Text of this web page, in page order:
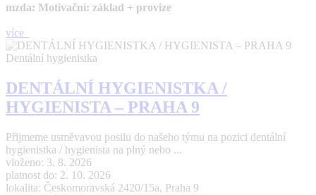
mzda: Motivační: základ + provize
více
Dentální hygienistka
DENTÁLNÍ HYGIENISTKA /
HYGIENISTA – PRAHA 9
Přijmeme usměvavou posilu do našeho týmu na pozici dentální
hygienistka / hygienista na plný nebo ...
vloženo: 3. 8. 2026
platnost do: 2. 10. 2026
lokalita: Českomoravská 2420/15a, Praha 9